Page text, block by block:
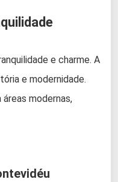
e charme. A
e modernidade.
modernas,